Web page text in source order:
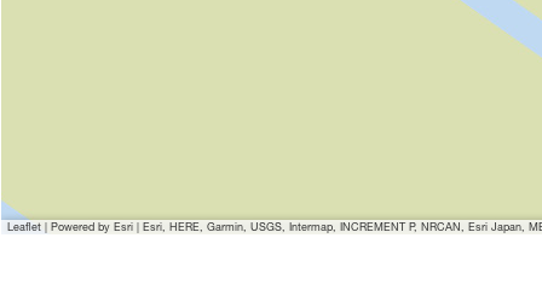
Leaflet |Powered by Esri | Esri, HERE, Garmin, USGS, Intermap, INCREMENT P, NRCAN, Esri Japan,